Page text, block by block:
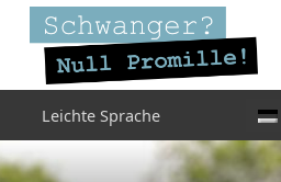
INFORMATIONEN FÜR SCHWANGERE, WERDENDE MÜTTER UND ALLE, DIE SIE IN DER SCHWANGERSCHAFT BEGLEITEN
Leichte Sprache